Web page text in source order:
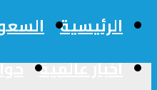
الرئيسية
اخبار عالمية